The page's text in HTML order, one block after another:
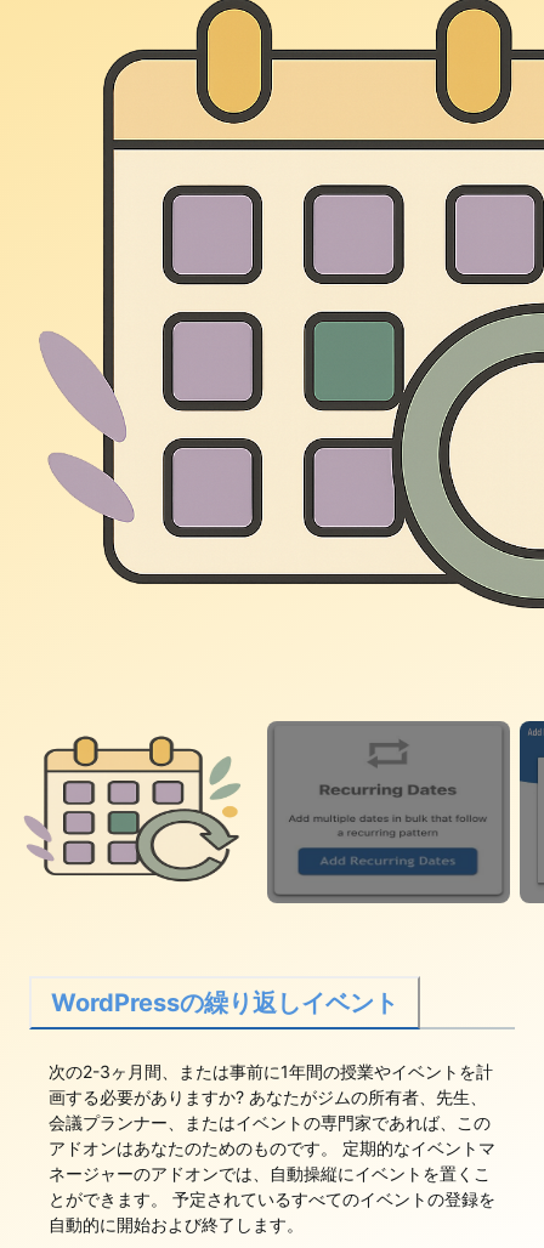
WordPressの繰り返しイベント
次の2-3ヶ月間、または事前に1年間の授業やイベントを計
画する必要がありますか? あなたがジムの所有者、先生、
会議プランナー、またはイベントの専門家であれば、この
アドオンはあなたのためのものです。 定期的なイベントマ
ネージャーのアドオンでは、自動操縦にイベントを置くこ
とができます。 予定されているすべてのイベントの登録を
自動的に開始および終了します。